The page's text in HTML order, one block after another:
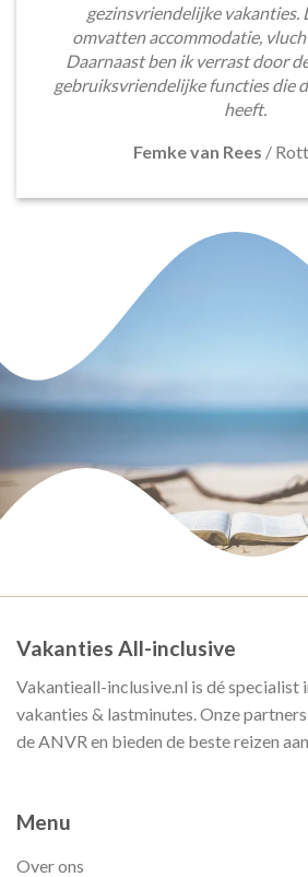
gezinsvriendelijke vakanties.
omvatten accommodatie,
Daarnaast ben ik verrast door
gebruiksvriendelijke functies die
heeft.
Femke van Rees /
Vakanties All-inclusive
Vakantieall-inclusive.nl is dé specialist
vakanties & lastminutes. Onze
de ANVR en bieden de beste reizen aan.
Menu
Over ons